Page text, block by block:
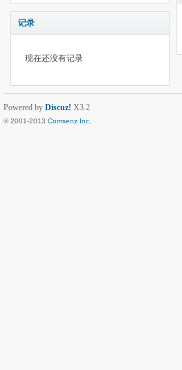
记录
现在还没有记录
Powered by Discuz! X3.2
© 2001-2013 Comsenz Inc.